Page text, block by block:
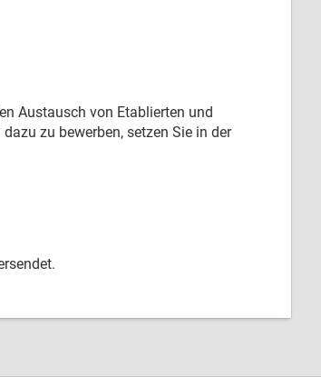
Austausch von Etablierten und
zu bewerben, setzen Sie in der